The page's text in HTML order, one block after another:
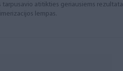
atitikties geriausiems
lempas.